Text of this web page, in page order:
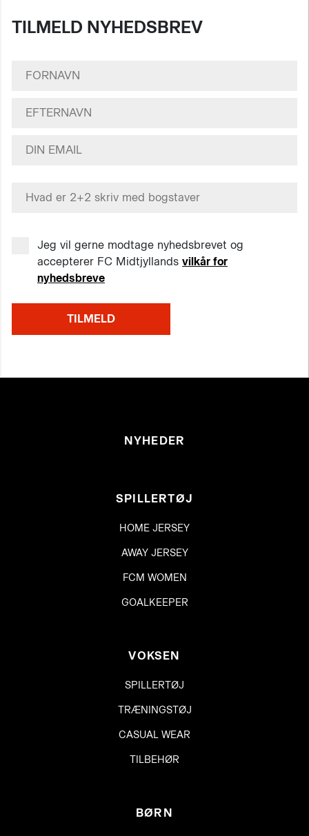
TILMELD NYHEDSBREV
Jeg vil gerne modtage nyhedsbrevet og
accepterer FC Midtjyllands vilkår for
nyhedsbreve
NYHEDER
SPILLERTØJ
HOME JERSEY
AWAY JERSEY
FCM WOMEN
GOALKEEPER
VOKSEN
SPILLERTØJ
TRÆNINGSTØJ
CASUAL WEAR
TILBEHØR
BØRN